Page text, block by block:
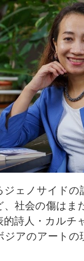
ェノサイド
社会の傷はま
詩人・カルチ
アのアート